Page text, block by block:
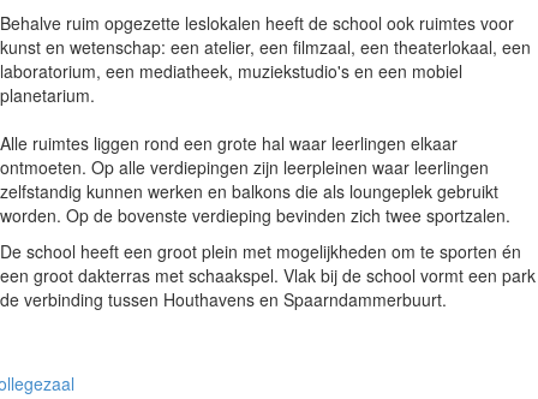
Behalve ruim opgezette leslokalen heeft de school ook ruimtes voor
kunst en wetenschap: een atelier, een filmzaal, een theaterlokaal, een
laboratorium, een mediatheek, muziekstudio's en een mobiel
planetarium.
Alle ruimtes liggen rond een grote hal waar leerlingen elkaar
ontmoeten. Op alle verdiepingen zijn leerpleinen waar leerlingen
zelfstandig kunnen werken en balkons die als loungeplek gebruikt
worden. Op de bovenste verdieping bevinden zich twee sportzalen.
De school heeft een groot plein met mogelijkheden om te sporten én
een groot dakterras met schaakspel. Vlak bij de school vormt een park
de verbinding tussen Houthavens en Spaarndammerbuurt.